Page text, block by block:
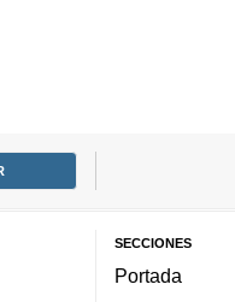
SECCIONES
Portada